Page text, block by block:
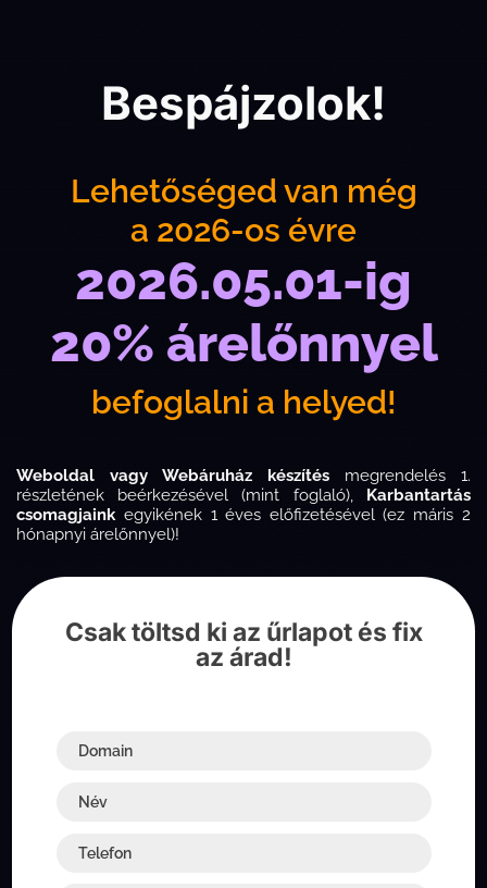
Bespájzolok!
Lehetőséged van még
a 2026-os évre
2026.05.01-ig
20% árelőnnyel
befoglalni a helyed!
Weboldal vagy Webáruház készítésmegrendelés 1.
részletének beérkezésével (mint foglaló),
Karbantartás
csomagjainkegyikének 1 éves előfizetésével (ez máris 2
hónapnyi árelőnnyel)!
Csak töltsd ki az űrlapot és fix
az árad!